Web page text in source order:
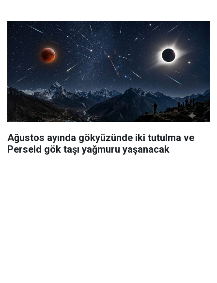
Ağustos ayında gökyüzünde iki tutulma ve
Perseid gök taşı yağmuru yaşanacak